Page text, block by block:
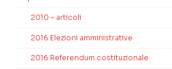
2010 – articoli
2016 Elezioni amministrative
2016 Referendum costituzionale